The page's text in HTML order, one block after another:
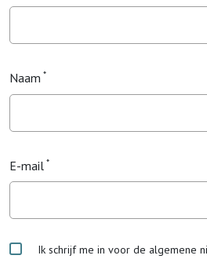
Naam
E-mail
Ik schrijf me in voor de algemene